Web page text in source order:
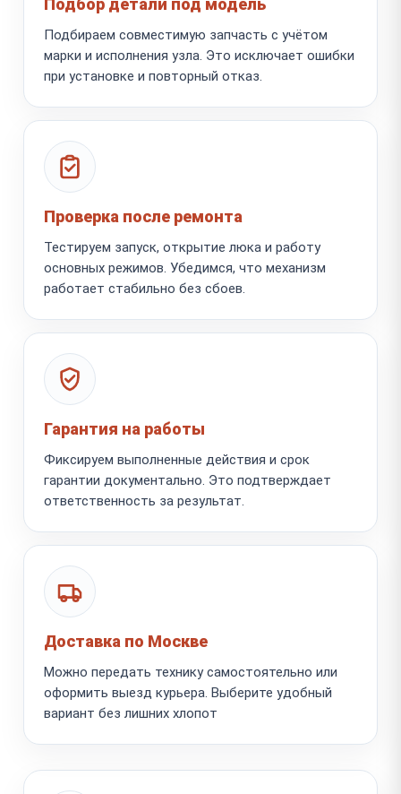
Подбираем совместимую запчасть с учётом
марки и исполнения узла. Это исключает ошибки
при установке и повторный отказ.
Проверка после ремонта
Тестируем запуск, открытие люка и работу
основных режимов. Убедимся, что механизм
работает стабильно без сбоев.
Гарантия на работы
Фиксируем выполненные действия и срок
гарантии документально. Это подтверждает
ответственность за результат.
Доставка по Москве
Можно передать технику самостоятельно или
оформить выезд курьера. Выберите удобный
вариант без лишних хлопот